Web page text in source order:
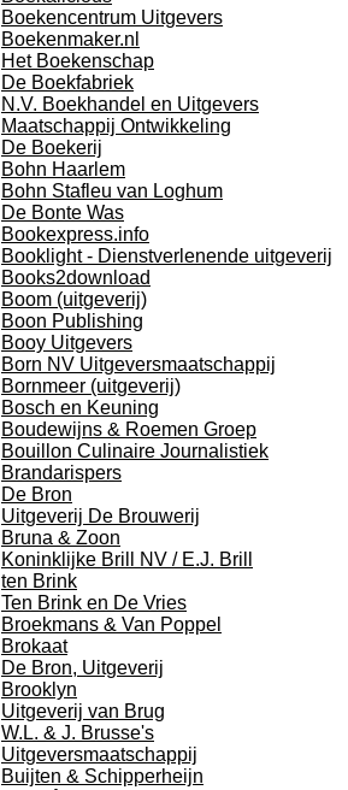
Boekencentrum Uitgevers
Boekenmaker.nl
Het Boekenschap
De Boekfabriek
N.V. Boekhandel en Uitgevers
Maatschappij Ontwikkeling
De Boekerij
Bohn Haarlem
Bohn Stafleu van Loghum
De Bonte Was
Bookexpress.info
Booklight - Dienstverlenende uitgeverij
Books2download
Boom (uitgeverij)
Boon Publishing
Booy Uitgevers
Born NV Uitgeversmaatschappij
Bornmeer (uitgeverij)
Bosch en Keuning
Boudewijns & Roemen Groep
Bouillon Culinaire Journalistiek
Brandarispers
De Bron
Uitgeverij De Brouwerij
Bruna & Zoon
Koninklijke Brill NV / E.J. Brill
ten Brink
Ten Brink en De Vries
Broekmans & Van Poppel
Brokaat
De Bron, Uitgeverij
Brooklyn
Uitgeverij van Brug
W.L. & J. Brusse's
Uitgeversmaatschappij
Buijten & Schipperheijn